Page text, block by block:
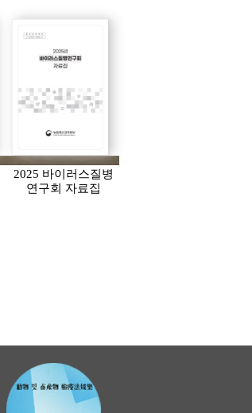
2025 바이러스질병
연구회 자료집